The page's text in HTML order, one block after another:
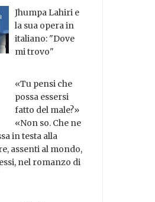
Jhumpa Lahiri e
la sua opera in
italiano: "Dove
mi trovo"
«Tu pensi che
possa essersi
fatto del male?»
«Non so. Che ne
in testa alla
assenti al mondo,
nel romanzo di